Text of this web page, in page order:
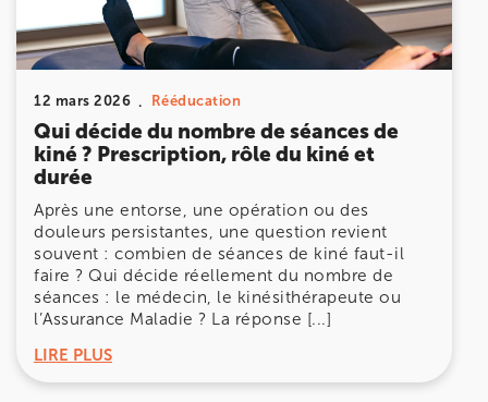
12 mars 2026 Rééducation
Qui décide du nombre de séances de
kiné ? Prescription, rôle du kiné et
durée
Après une entorse, une opération ou des
douleurs persistantes, une question revient
souvent : combien de séances de kiné faut-il
faire ? Qui décide réellement du nombre de
séances : le médecin, le kinésithérapeute ou
l’Assurance Maladie ? La réponse [...]
LIRE PLUS